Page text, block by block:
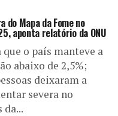
Mapa da Fome no
aponta relatório da ONU
o país manteve a
abaixo de 2,5%;
deixaram a
severa no